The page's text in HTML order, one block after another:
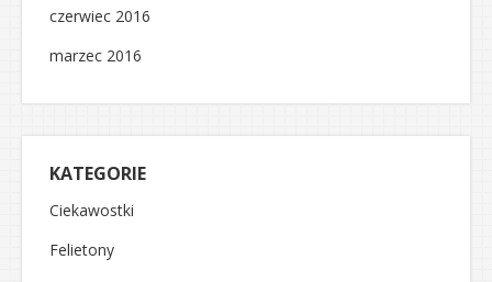
czerwiec 2016
marzec 2016
KATEGORIE
Ciekawostki
Felietony